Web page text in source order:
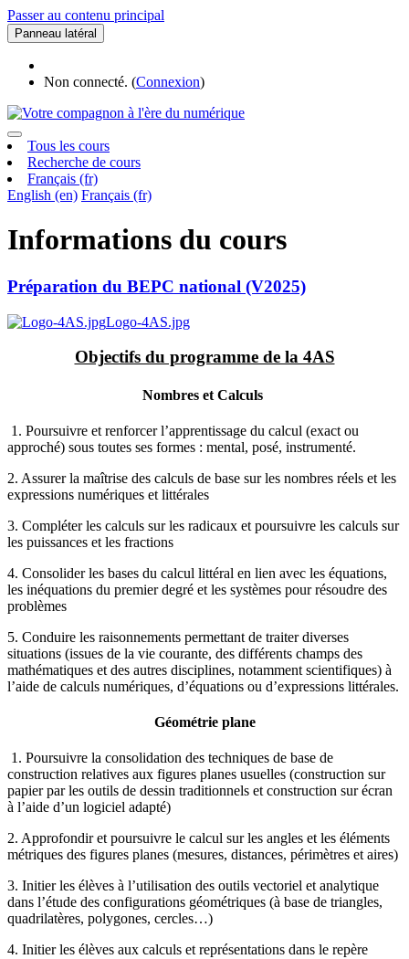
Passer au contenu principal
Panneau latéral
Non connecté. (Connexion)
Tous les cours
Recherche de cours
Français ‎(fr)‎
English ‎(en)‎ Français ‎(fr)‎
Informations du cours
Préparation du BEPC national (V2025)
Logo-4AS.jpg
Objectifs du programme de la 4AS
Nombres et Calculs
1. Poursuivre et renforcer l’apprentissage du calcul (exact ou
approché) sous toutes ses formes : mental, posé, instrumenté.
2. Assurer la maîtrise des calculs de base sur les nombres réels et les
expressions numériques et littérales
3. Compléter les calculs sur les radicaux et poursuivre les calculs sur
les puissances et les fractions
4. Consolider les bases du calcul littéral en lien avec les équations,
les inéquations du premier degré et les systèmes pour résoudre des
problèmes
5. Conduire les raisonnements permettant de traiter diverses
situations (issues de la vie courante, des différents champs des
mathématiques et des autres disciplines, notamment scientifiques) à
l’aide de calculs numériques, d’équations ou d’expressions littérales.
Géométrie plane
1. Poursuivre la consolidation des techniques de base de
construction relatives aux figures planes usuelles (construction sur
papier par les outils de dessin traditionnels et construction sur écran
à l’aide d’un logiciel adapté)
2. Approfondir et poursuivre le calcul sur les angles et les éléments
métriques des figures planes (mesures, distances, périmètres et aires)
3. Initier les élèves à l’utilisation des outils vectoriel et analytique
dans l’étude des configurations géométriques (à base de triangles,
quadrilatères, polygones, cercles…)
4. Initier les élèves aux calculs et représentations dans le repère